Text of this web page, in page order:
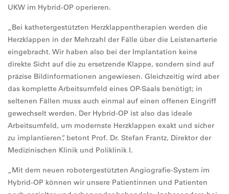
UKW im Hybrid-OP operieren.
„Bei kathetergestützten Herzklappentherapien werden die
Herzklappen in der Mehrzahl der Fälle über die Leistenarterie
eingebracht. Wir haben also bei der Implantation keine
direkte Sicht auf die zu ersetzende Klappe, sondern sind auf
präzise Bildinformationen angewiesen. Gleichzeitig wird aber
das komplette Arbeitsumfeld eines OP-Saals benötigt; in
seltenen Fällen muss auch einmal auf einen offenen Eingriff
gewechselt werden. Der Hybrid-OP ist also das ideale
Arbeitsumfeld, um modernste Herzklappen exakt und sicher
zu implantieren“, betont Prof. Dr. Stefan Frantz, Direktor der
Medizinischen Klinik und Poliklinik I.
„Mit dem neuen robotergestützten Angiografie-System im
Hybrid-OP können wir unsere Patientinnen und Patienten